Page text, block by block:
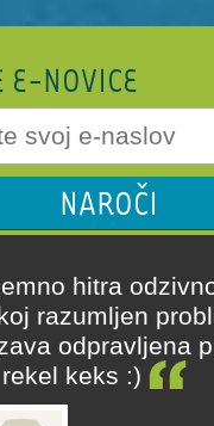
E-NOVICE
NAROČI
hitra
razumljen
odpravljena
keks :)